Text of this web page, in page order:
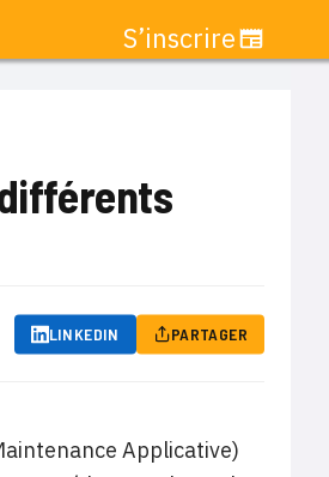
S’inscrire
LINKEDIN PARTAGER
Applicative)